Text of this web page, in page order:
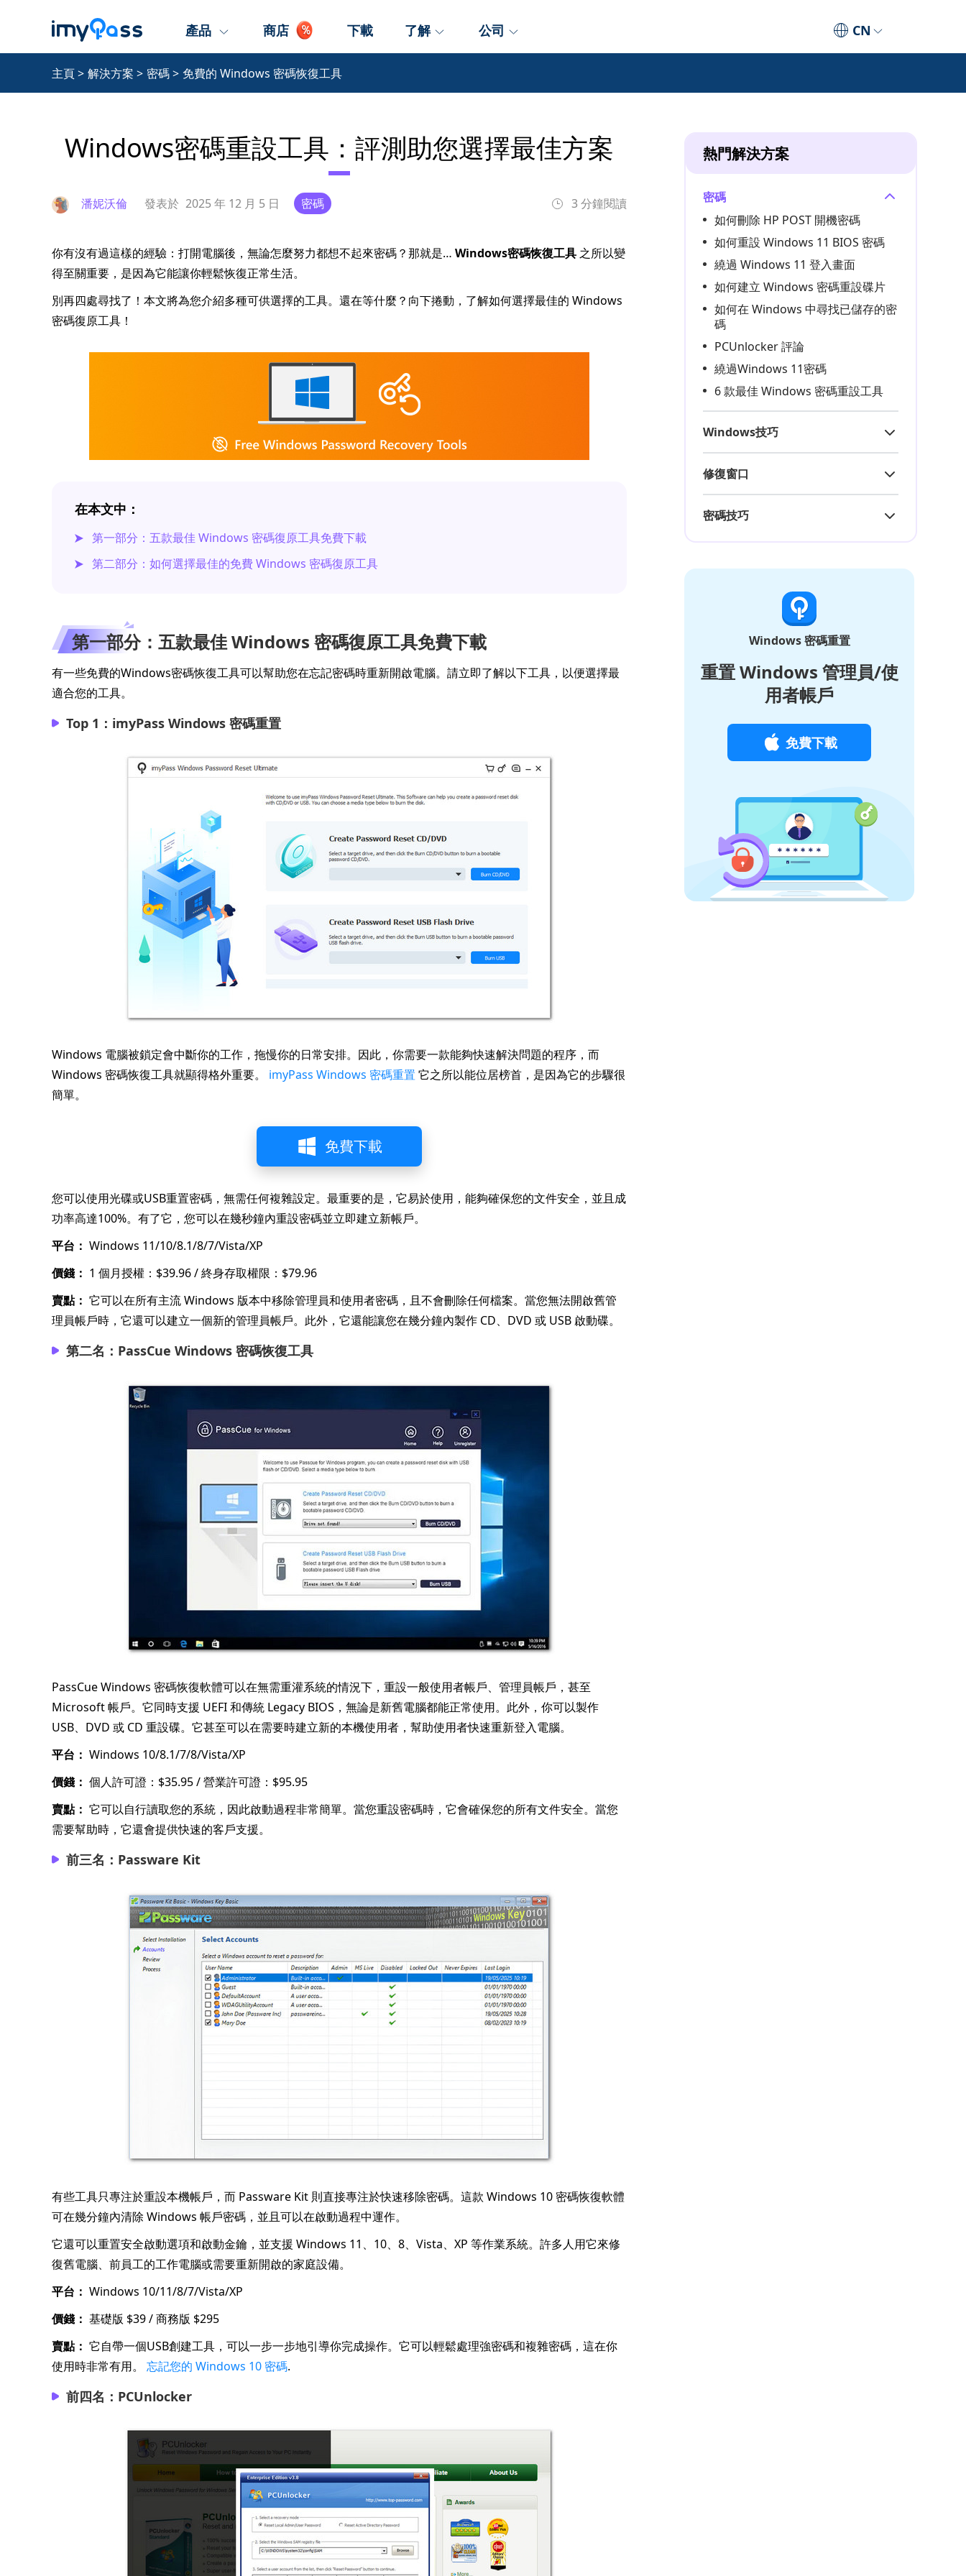
CN
產品 商店 下載 了解 公司
主頁> 解決方案 > 密碼> 免費的 Windows 密碼恢復工具
Windows密碼重設工具：評測助您選擇最佳方案
潘妮沃倫 發表於 2025 年 12 月 5 日 密碼 3 分鐘閱讀
你有沒有過這樣的經驗：打開電腦後，無論怎麼努力都想不起來密碼？那就是… Windows密碼恢復工具 之所以變
得至關重要，是因為它能讓你輕鬆恢復正常生活。
別再四處尋找了！本文將為您介紹多種可供選擇的工具。還在等什麼？向下捲動，了解如何選擇最佳的 Windows
密碼復原工具！
在本文中：
第一部分：五款最佳 Windows 密碼復原工具免費下載
第二部分：如何選擇最佳的免費 Windows 密碼復原工具
第一部分：五款最佳 Windows 密碼復原工具免費下載
有一些免費的Windows密碼恢復工具可以幫助您在忘記密碼時重新開啟電腦。請立即了解以下工具，以便選擇最
適合您的工具。
Top 1：imyPass Windows 密碼重置
Windows 電腦被鎖定會中斷你的工作，拖慢你的日常安排。因此，你需要一款能夠快速解決問題的程序，而
Windows 密碼恢復工具就顯得格外重要。 imyPass Windows 密碼重置 它之所以能位居榜首，是因為它的步驟很
簡單。
免費下載
您可以使用光碟或USB重置密碼，無需任何複雜設定。最重要的是，它易於使用，能夠確保您的文件安全，並且成
功率高達100%。有了它，您可以在幾秒鐘內重設密碼並立即建立新帳戶。
平台： Windows 11/10/8.1/8/7/Vista/XP
價錢： 1 個月授權：$39.96 / 終身存取權限：$79.96
賣點： 它可以在所有主流 Windows 版本中移除管理員和使用者密碼，且不會刪除任何檔案。當您無法開啟舊管
理員帳戶時，它還可以建立一個新的管理員帳戶。此外，它還能讓您在幾分鐘內製作 CD、DVD 或 USB 啟動碟。
第二名：PassCue Windows 密碼恢復工具
PassCue Windows 密碼恢復軟體可以在無需重灌系統的情況下，重設一般使用者帳戶、管理員帳戶，甚至
Microsoft 帳戶。它同時支援 UEFI 和傳統 Legacy BIOS，無論是新舊電腦都能正常使用。此外，你可以製作
USB、DVD 或 CD 重設碟。它甚至可以在需要時建立新的本機使用者，幫助使用者快速重新登入電腦。
平台： Windows 10/8.1/7/8/Vista/XP
價錢： 個人許可證：$35.95 / 營業許可證：$95.95
賣點： 它可以自行讀取您的系統，因此啟動過程非常簡單。當您重設密碼時，它會確保您的所有文件安全。當您
需要幫助時，它還會提供快速的客戶支援。
前三名：Passware Kit
有些工具只專注於重設本機帳戶，而 Passware Kit 則直接專注於快速移除密碼。這款 Windows 10 密碼恢復軟體
可在幾分鐘內清除 Windows 帳戶密碼，並且可以在啟動過程中運作。
它還可以重置安全啟動選項和啟動金鑰，並支援 Windows 11、10、8、Vista、XP 等作業系統。許多人用它來修
復舊電腦、前員工的工作電腦或需要重新開啟的家庭設備。
平台： Windows 10/11/8/7/Vista/XP
價錢： 基礎版 $39 / 商務版 $295
賣點： 它自帶一個USB創建工具，可以一步一步地引導你完成操作。它可以輕鬆處理強密碼和複雜密碼，這在你
使用時非常有用。 忘記您的 Windows 10 密碼.
前四名：PCUnlocker
熱門解決方案
密碼
如何刪除 HP POST 開機密碼
如何重設 Windows 11 BIOS 密碼
繞過 Windows 11 登入畫面
如何建立 Windows 密碼重設碟片
如何在 Windows 中尋找已儲存的密
碼
PCUnlocker 評論
繞過Windows 11密碼
6 款最佳 Windows 密碼重設工具
Windows技巧
修復窗口
密碼技巧
Windows 密碼重置
重置 Windows 管理員/使
用者帳戶
免費下載